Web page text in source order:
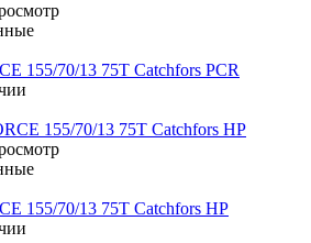
155/70/13 75T Catchfors PCR
155/70/13 75T Catchfors HP